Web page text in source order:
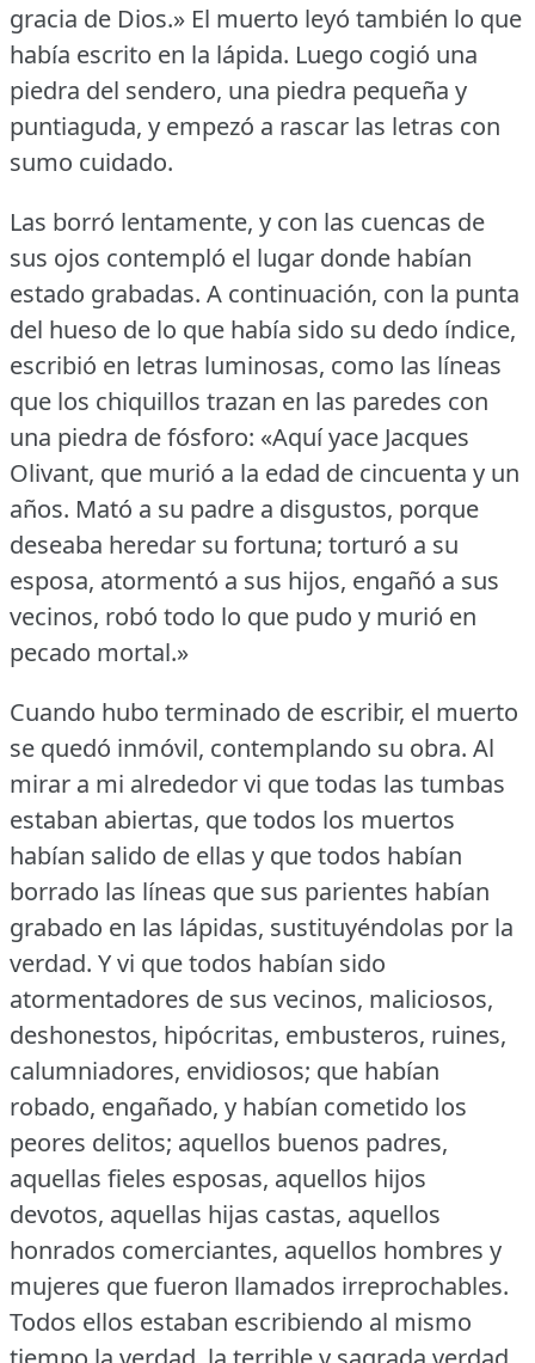
gracia de Dios.» El muerto leyó también lo que
había escrito en la lápida. Luego cogió una
piedra del sendero, una piedra pequeña y
puntiaguda, y empezó a rascar las letras con
sumo cuidado.
Las borró lentamente, y con las cuencas de
sus ojos contempló el lugar donde habían
estado grabadas. A continuación, con la punta
del hueso de lo que había sido su dedo índice,
escribió en letras luminosas, como las líneas
que los chiquillos trazan en las paredes con
una piedra de fósforo: «Aquí yace Jacques
Olivant, que murió a la edad de cincuenta y un
años. Mató a su padre a disgustos, porque
deseaba heredar su fortuna; torturó a su
esposa, atormentó a sus hijos, engañó a sus
vecinos, robó todo lo que pudo y murió en
pecado mortal.»
Cuando hubo terminado de escribir, el muerto
se quedó inmóvil, contemplando su obra. Al
mirar a mi alrededor vi que todas las tumbas
estaban abiertas, que todos los muertos
habían salido de ellas y que todos habían
borrado las líneas que sus parientes habían
grabado en las lápidas, sustituyéndolas por la
verdad. Y vi que todos habían sido
atormentadores de sus vecinos, maliciosos,
deshonestos, hipócritas, embusteros, ruines,
calumniadores, envidiosos; que habían
robado, engañado, y habían cometido los
peores delitos; aquellos buenos padres,
aquellas fieles esposas, aquellos hijos
devotos, aquellas hijas castas, aquellos
honrados comerciantes, aquellos hombres y
mujeres que fueron llamados irreprochables.
Todos ellos estaban escribiendo al mismo